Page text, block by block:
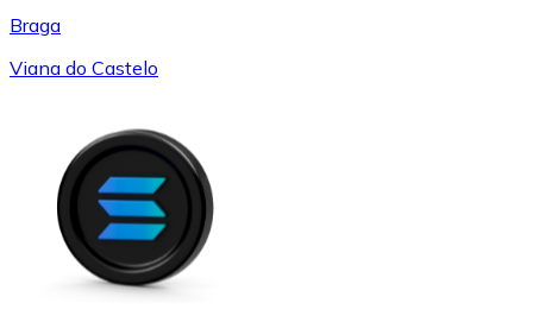
Braga
Viana do Castelo